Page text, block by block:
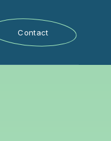
Contact